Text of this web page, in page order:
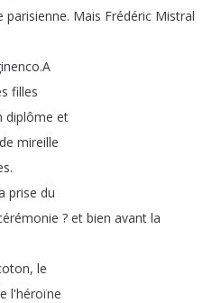
parisienne. Mais Frédéric Mistral
.A
filles
diplôme et
de mireille
.
prise du
? et bien avant la
, le
l'héroïne